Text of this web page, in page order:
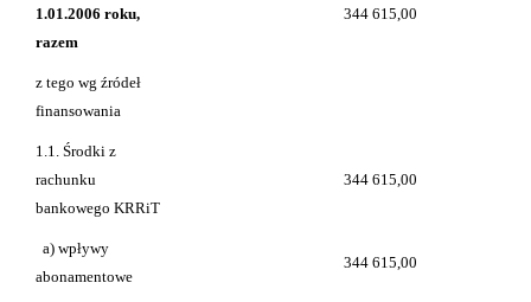
1.01.2006 roku,
razem
344 615,00
z tego wg źródeł
finansowania
1.1. Środki z
rachunku
bankowego KRRiT
344 615,00
a) wpływy
abonamentowe
344 615,00